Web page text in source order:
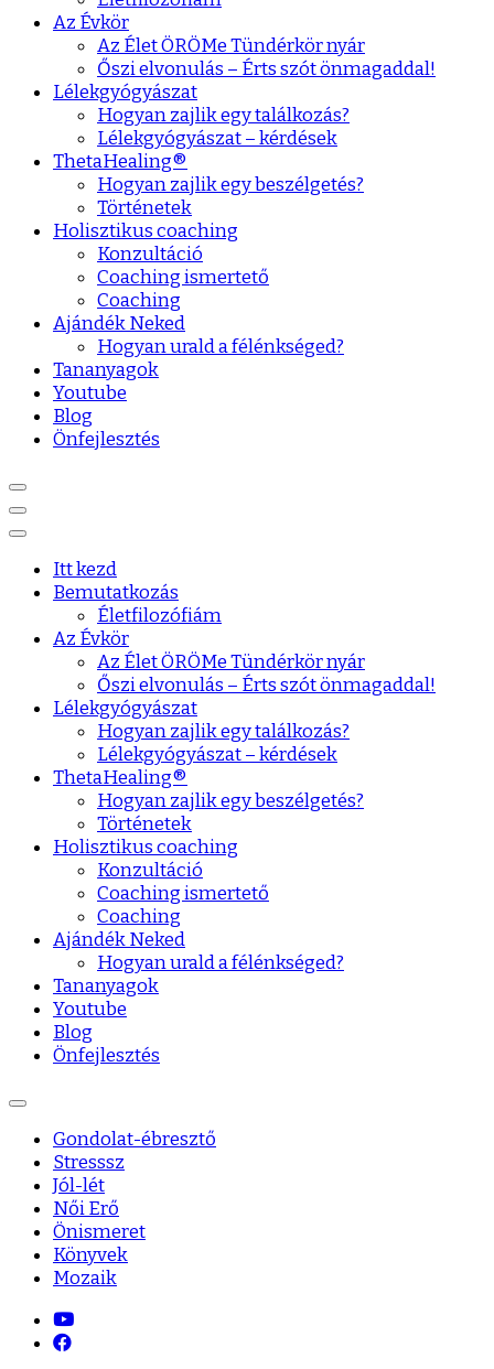
Az Évkör
Az Élet ÖRÖMe Tündérkör nyár
Őszi elvonulás – Érts szót önmagaddal!
Lélekgyógyászat
Hogyan zajlik egy találkozás?
Lélekgyógyászat – kérdések
ThetaHealing®
Hogyan zajlik egy beszélgetés?
Történetek
Holisztikus coaching
Konzultáció
Coaching ismertető
Coaching
Ajándék Neked
Hogyan urald a félénkséged?
Tananyagok
Youtube
Blog
Önfejlesztés
Itt kezd
Bemutatkozás
Életfilozófiám
Az Évkör
Az Élet ÖRÖMe Tündérkör nyár
Őszi elvonulás – Érts szót önmagaddal!
Lélekgyógyászat
Hogyan zajlik egy találkozás?
Lélekgyógyászat – kérdések
ThetaHealing®
Hogyan zajlik egy beszélgetés?
Történetek
Holisztikus coaching
Konzultáció
Coaching ismertető
Coaching
Ajándék Neked
Hogyan urald a félénkséged?
Tananyagok
Youtube
Blog
Önfejlesztés
Gondolat-ébresztő
Stresssz
Jól-lét
Női Erő
Önismeret
Könyvek
Mozaik